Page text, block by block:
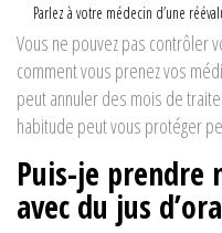
Parlez à votre médecin d’une
Vous ne pouvez pas contrôler
comment vous prenez vos
peut annuler des mois de
habitude peut vous protéger
Puis-je prendre
avec du jus